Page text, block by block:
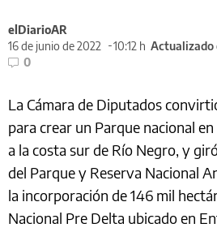
elDiarioAR
16 de junio de 2022
10:12 h Actualizado
0
La Cámara de Diputados
para crear un Parque nacional
a la costa sur de Río Negro, y
del Parque y Reserva Nacional
la incorporación de 146 mil
Nacional Pre Delta ubicado en